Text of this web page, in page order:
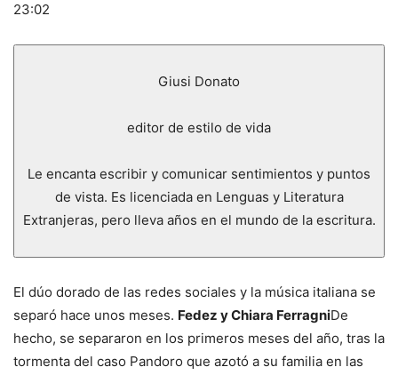
23:02
Giusi Donato
editor de estilo de vida
Le encanta escribir y comunicar sentimientos y puntos
de vista. Es licenciada en Lenguas y Literatura
Extranjeras, pero lleva años en el mundo de la escritura.
El dúo dorado de las redes sociales y la música italiana se
separó hace unos meses. Fedez y Chiara FerragniDe
hecho, se separaron en los primeros meses del año, tras la
tormenta del caso Pandoro que azotó a su familia en las